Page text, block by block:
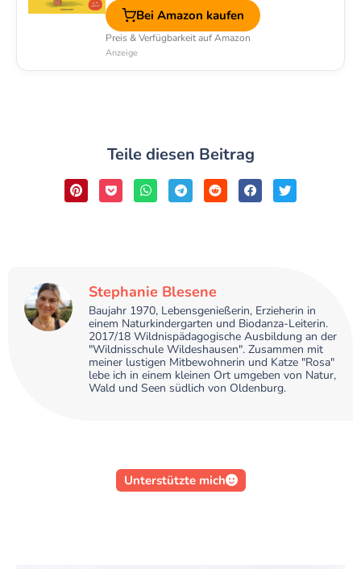
Bei Amazon kaufen
Preis & Verfügbarkeit auf Amazon
Anzeige
Teile diesen Beitrag
Stephanie Blesene
Baujahr 1970, Lebensgenießerin, Erzieherin in
einem Naturkindergarten und Biodanza-Leiterin.
2017/18 Wildnispädagogische Ausbildung an der
"Wildnisschule Wildeshausen". Zusammen mit
meiner lustigen Mitbewohnerin und Katze "Rosa"
lebe ich in einem kleinen Ort umgeben von Natur,
Wald und Seen südlich von Oldenburg.
Unterstützte mich